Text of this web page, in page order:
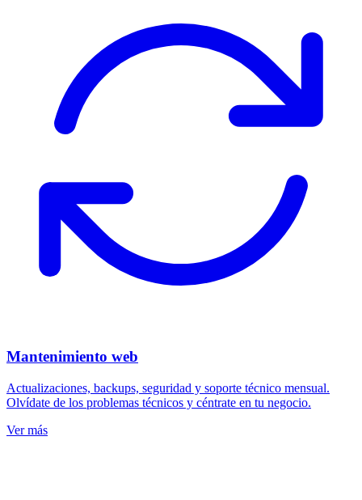
Mantenimiento web
Actualizaciones, backups, seguridad y soporte técnico mensual.
Olvídate de los problemas técnicos y céntrate en tu negocio.
Ver más